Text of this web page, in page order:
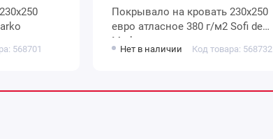
Marko
568701
Покрывало на кровать 230х250
евро атласное 380 г/м2 Sofi de
Marko
Нет в наличии Код товара: 568732